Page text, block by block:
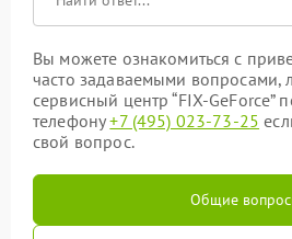
Вы можете ознакомиться с
часто задаваемыми вопросами,
сервисный центр “FIX-GeForce”
телефону+7 (495) 023-73-25
свой вопрос.
Общие